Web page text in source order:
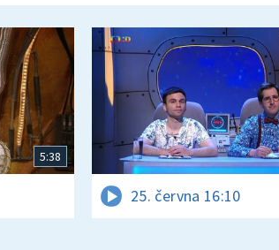
5:38
25. června 16:10